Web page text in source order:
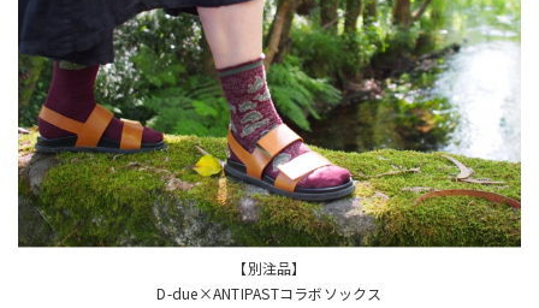
【別注品】
D-due×ANTIPASTコラボソックス